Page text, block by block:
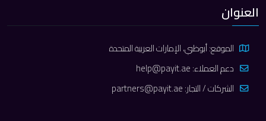
العنوان
الموقع: أبوظبي، الإمارات العربية المتحدة
دعم العملاء:help@payit.ae
الشركات / التجار:partners@payit.ae